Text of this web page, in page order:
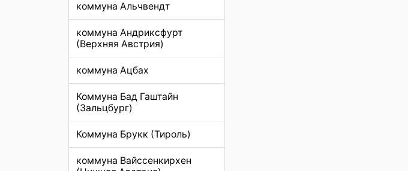
коммуна Альчвендт
коммуна Андриксфурт
(Верхняя Австрия)
коммуна Ацбах
Коммуна Бад Гаштайн
(Зальцбург)
Коммуна Брукк (Тироль)
коммуна Вайссенкирхен